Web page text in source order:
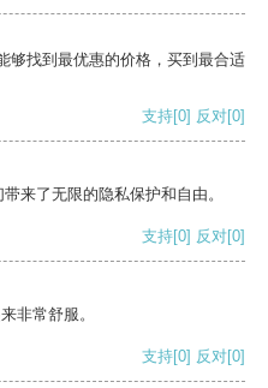
够找到最优惠的价格，买到最合适
支持[0] 反对[0]
来了无限的隐私保护和自由。
支持[0] 反对[0]
非常舒服。
支持[0] 反对[0]